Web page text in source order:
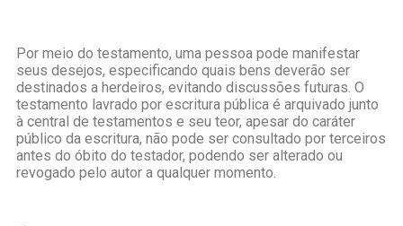
Por meio do testamento, uma pessoa pode manifestar
seus desejos, especificando quais bens deverão ser
destinados a herdeiros, evitando discussões futuras. O
testamento lavrado por escritura pública é arquivado junto
à central de testamentos e seu teor, apesar do caráter
público da escritura, não pode ser consultado por terceiros
antes do óbito do testador, podendo ser alterado ou
revogado pelo autor a qualquer momento.